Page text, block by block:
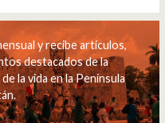
y recibe artículos,
destacados de la
la vida en la Península